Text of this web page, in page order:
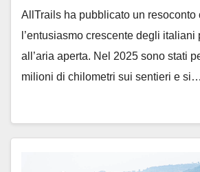
AllTrails ha pubblicato un resoconto
l’entusiasmo crescente degli
all’aria aperta. Nel 2025 sono stati
milioni di chilometri sui sentieri e si…